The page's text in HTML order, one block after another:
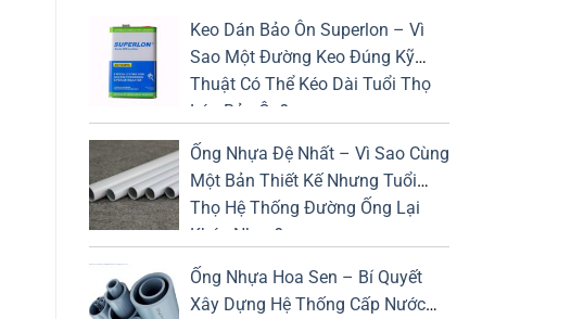
Keo Dán Bảo Ôn Superlon – Vì
Sao Một Đường Keo Đúng Kỹ
Thuật Có Thể Kéo Dài Tuổi Thọ
Lớp Bảo Ôn?
Ống Nhựa Đệ Nhất – Vì Sao Cùng
Một Bản Thiết Kế Nhưng Tuổi
Thọ Hệ Thống Đường Ống Lại
Khác Nhau?
Ống Nhựa Hoa Sen – Bí Quyết
Xây Dựng Hệ Thống Cấp Nước